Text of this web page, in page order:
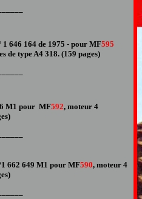
1 646 164 de 1975 - pour MF595
de type A4 318. (159 pages)
M1 pour MF592, moteur 4
662 649 M1 pour MF590, moteur 4